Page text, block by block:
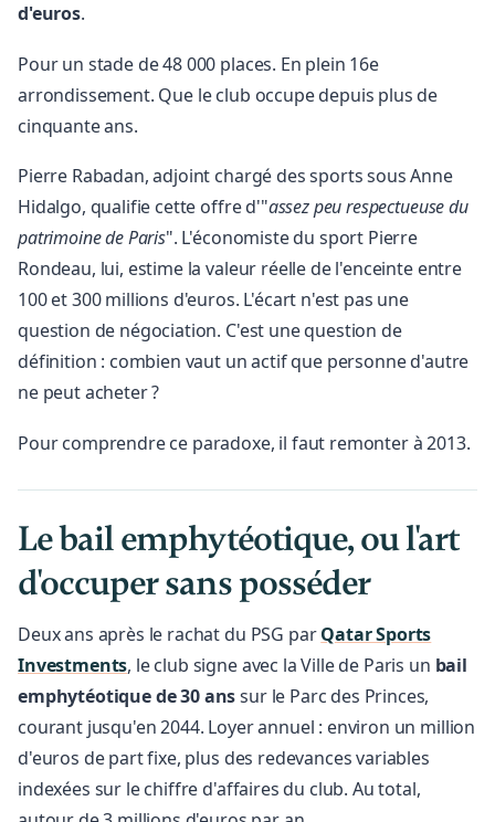
d'euros.
Pour un stade de 48 000 places. En plein 16e
arrondissement. Que le club occupe depuis plus de
cinquante ans.
Pierre Rabadan, adjoint chargé des sports sous Anne
Hidalgo, qualifie cette offre d'"assez peu respectueuse du
patrimoine de Paris". L'économiste du sport Pierre
Rondeau, lui, estime la valeur réelle de l'enceinte entre
100 et 300 millions d'euros. L'écart n'est pas une
question de négociation. C'est une question de
définition : combien vaut un actif que personne d'autre
ne peut acheter ?
Pour comprendre ce paradoxe, il faut remonter à 2013.
Le bail emphytéotique, ou l'art
d'occuper sans posséder
Deux ans après le rachat du PSG parQatar Sports
Investments, le club signe avec la Ville de Paris un bail
emphytéotique de 30 anssur le Parc des Princes,
courant jusqu'en 2044. Loyer annuel : environ un million
d'euros de part fixe, plus des redevances variables
indexées sur le chiffre d'affaires du club. Au total,